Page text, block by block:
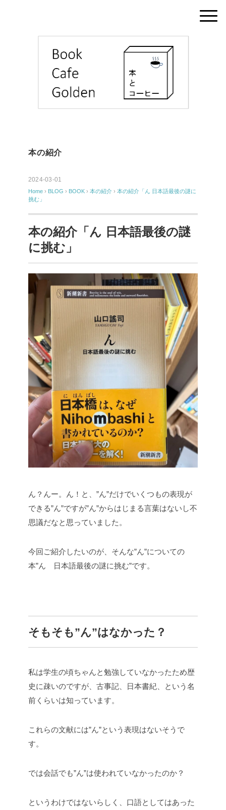
本の紹介
2024-03-01
Home › BLOG › BOOK › 本の紹介 › 本の紹介「ん 日本語最後の謎に
挑む」
本の紹介「ん 日本語最後の謎
に挑む」
ん？んー。ん！と、”ん”だけでいくつもの表現が
できる”ん”ですが”ん”からはじまる言葉はないし不
思議だなと思っていました。
今回ご紹介したいのが、そんな”ん”についての
本”ん 日本語最後の謎に挑む”です。
そもそも”ん”はなかった？
私は学生の頃ちゃんと勉強していなかったため歴
史に疎いのですが、古事記、日本書紀、という名
前くらいは知っています。
これらの文献には”ん”という表現はないそうで
す。
では会話でも”ん”は使われていなかったのか？
というわけではないらしく、口語としてはあった